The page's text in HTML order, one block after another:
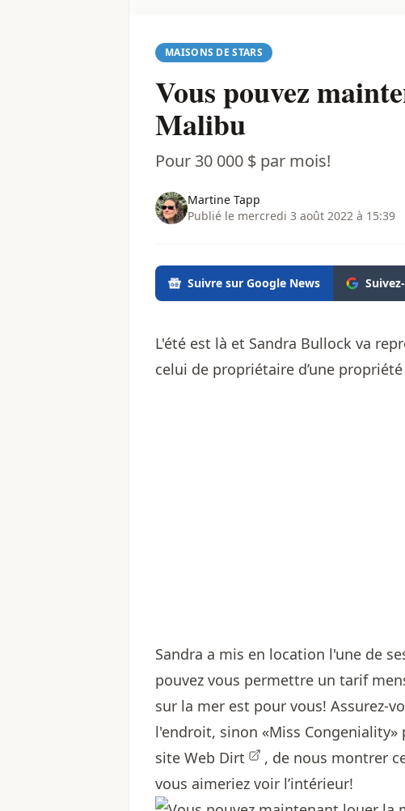
MAISONS DE STARS
Vous pouvez
Malibu
Pour 30 000 $ par mois!
Martine Tapp
Publié le mercredi 3 août 2022 à 15:39
Suivre sur Google News
L'été est là et Sandra Bullock va
celui de propriétaire d’une
Sandra a mis en location l'une de
pouvez vous permettre un tarif
sur la mer est pour vous! Assurez-
l'endroit, sinon «Miss
site Web Dirt
, de nous montrer
vous aimeriez voir l’intérieur!